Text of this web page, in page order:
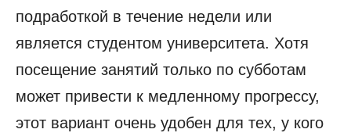
подработкой в течение недели или
является студентом университета. Хотя
посещение занятий только по субботам
может привести к медленному прогрессу,
этот вариант очень удобен для тех, у кого